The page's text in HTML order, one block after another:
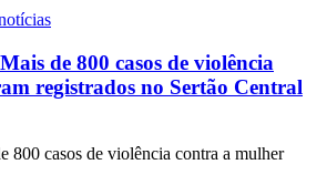
de 800 casos de violência
registrados no Sertão Central
800 casos de violência contra a mulher